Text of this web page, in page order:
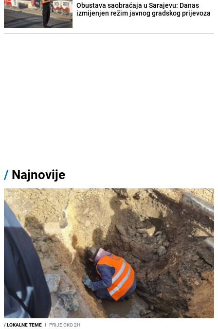
Obustava saobraćaja u Sarajevu: Danas
izmijenjen režim javnog gradskog prijevoza
/ Najnovije
/LOKALNE TEME I PRIJE OKO 2H